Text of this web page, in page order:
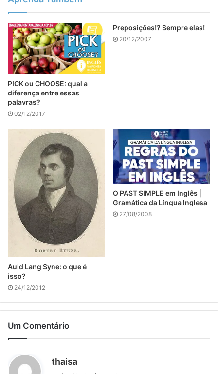
PICK ou CHOOSE: qual a
diferença entre essas
palavras?
02/12/2017
Preposições!? Sempre elas!
20/12/2007
Auld Lang Syne: o que é
isso?
24/12/2012
O PAST SIMPLE em Inglês |
Gramática da Língua Inglesa
27/08/2008
Um Comentário
thaisa